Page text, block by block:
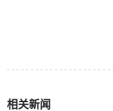
相关新闻